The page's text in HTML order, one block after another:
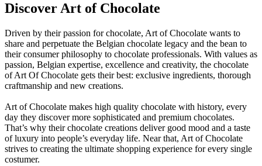
Discover Art of Chocolate
Driven by their passion for chocolate, Art of Chocolate wants to
share and perpetuate the Belgian chocolate legacy and the bean to
their consumer philosophy to chocolate professionals. With values as
passion, Belgian expertise, excellence and creativity, the chocolate
of Art Of Chocolate gets their best: exclusive ingredients, thorough
craftmanship and new creations.
Art of Chocolate makes high quality chocolate with history, every
day they discover more sophisticated and premium chocolates.
That’s why their chocolate creations deliver good mood and a taste
of luxury into people’s everyday life. Near that, Art of Chocolate
strives to creating the ultimate shopping experience for every single
costumer.